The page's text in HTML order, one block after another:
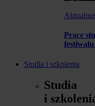
Prace
Studia i szkolenia
Studia
i